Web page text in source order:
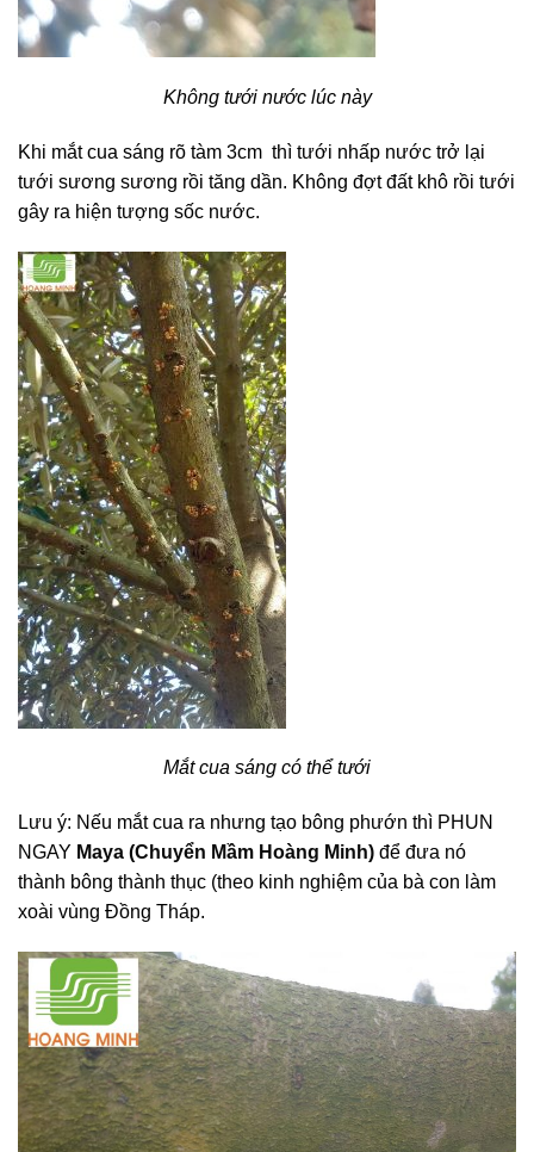
Không tưới nước lúc này
Khi mắt cua sáng rõ tàm 3cm thì tưới nhấp nước trở lại
tưới sương sương rồi tăng dần. Không đợt đất khô rồi tưới
gây ra hiện tượng sốc nước.
Mắt cua sáng có thể tưới
Lưu ý: Nếu mắt cua ra nhưng tạo bông phướn thì PHUN
NGAY Maya (Chuyển Mầm Hoàng Minh) để đưa nó
thành bông thành thục (theo kinh nghiệm của bà con làm
xoài vùng Đồng Tháp.